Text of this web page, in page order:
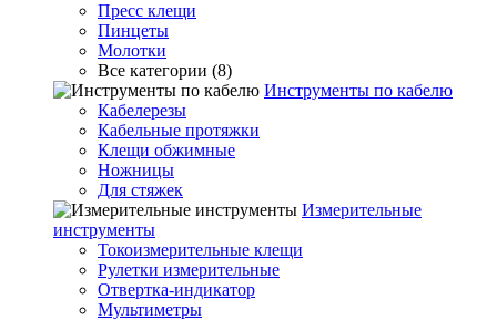
Пресс клещи
Пинцеты
Молотки
Все категории (8)
Инструменты по кабелю
Кабелерезы
Кабельные протяжки
Клещи обжимные
Ножницы
Для стяжек
Измерительные
инструменты
Токоизмерительные клещи
Рулетки измерительные
Отвертка-индикатор
Мультиметры